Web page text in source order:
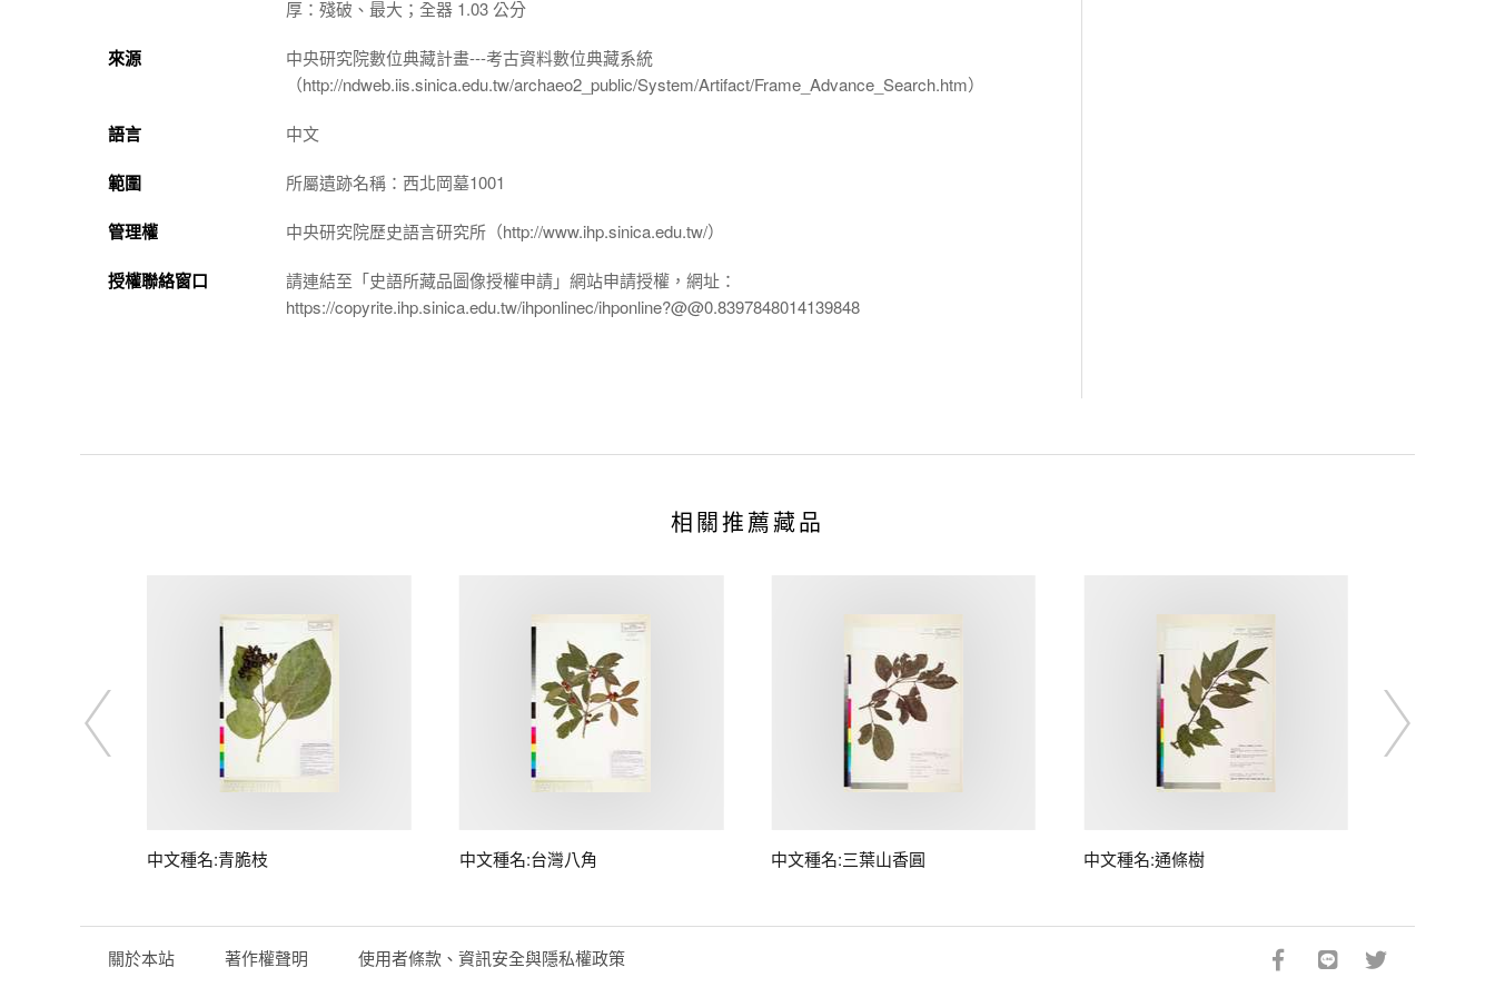
厚：殘破、最大；全器 1.03 公分
來源
中央研究院數位典藏計畫---考古資料數位典藏系統
（http://ndweb.iis.sinica.edu.tw/archaeo2_public/System/Artifact/Frame_Advance_Search.htm）
語言 中文
範圍 所屬遺跡名稱：西北岡墓1001
管理權 中央研究院歷史語言研究所（http://www.ihp.sinica.edu.tw/）
授權聯絡窗口
請連結至「史語所藏品圖像授權申請」網站申請授權，網址：
https://copyrite.ihp.sinica.edu.tw/ihponlinec/ihponline?@@0.8397848014139848
相關推薦藏品
中文種名:青脆枝 中文種名:台灣八角 中文種名:三葉山香圓 中文種名:通條樹
關於本站 著作權聲明 使用者條款、資訊安全與隱私權政策